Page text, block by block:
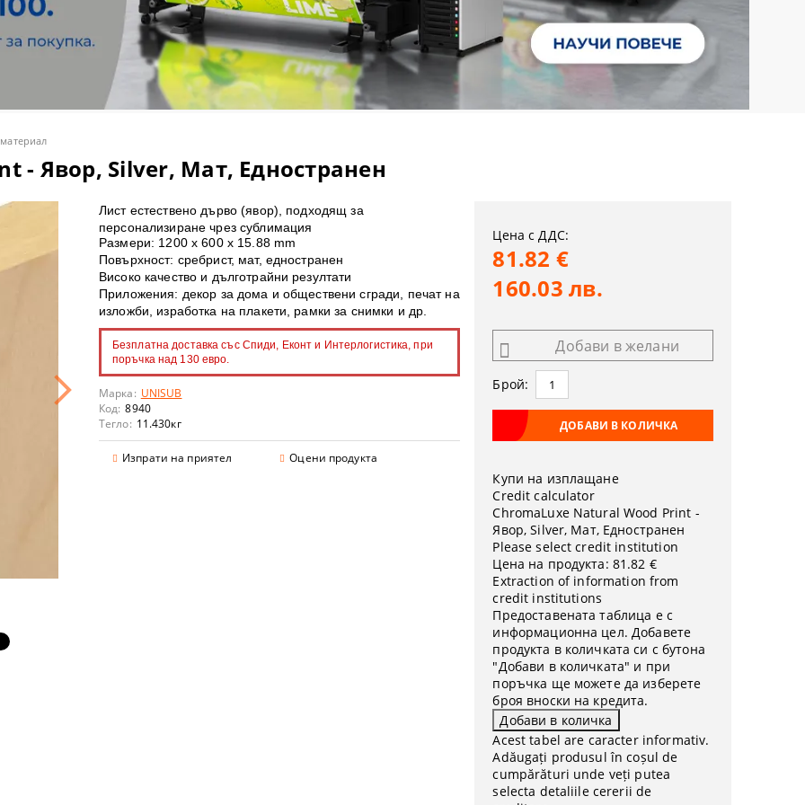
S - солвентни широкоформатни принтери
V - UV LED принтери
T - широкоформатни принтери/скенери POS/CAD/GIS
система за декорация
ГЕЛ-СУБЛИМАЦИОННИ ПРИНТЕРИ
ПРИНТЕРИ SAWGRASS
с бял и неонов тонер
за поддръжка
медии
за термосублимационен печат
CD/DVD/BD дискове за инк-джет печат
тениски
лепящи картони
и консумативи
и календари
консумативи
ТЕРМОПРЕСИ
и магнити
- Явор, Silver, Мат, Едностранен
Лист естествено дърво (явор), подходящ за
персонализиране чрез сублимация
Размери: 1200 x 600 х 15.88 mm
Повърхност: сребрист, мат, едностранен
Високо качество и дълготрайни резултати
Приложения: декор за дома и обществени сгради, печат на
изложби, изработка на плакети, рамки за снимки и др.
Безплатна доставка със Спиди, Еконт и Интерлогистика, при
поръчка над 130 евро.
Марка: UNISUB
Код: 8940
Тегло: 11.430кг
Изпрати на приятел Оцени продукта
Цена с ДДС:
81.82 €
160.03 лв.
Добави в желани
Брой:
Купи на изплащане
Credit calculator
ChromaLuxe Natural Wood Print -
Явор, Silver, Мат, Едностранен
Please select credit institution
Цена на продукта: 81.82 €
Extraction of information from
credit institutions
Предоставената таблица е с
информационна цел. Добавете
продукта в количката си с бутона
"Добави в количката" и при
поръчка ще можете да изберете
броя вноски на кредита.
Acest tabel are caracter informativ.
Adăugați produsul în coșul de
cumpărături unde veți putea
selecta detaliile cererii de